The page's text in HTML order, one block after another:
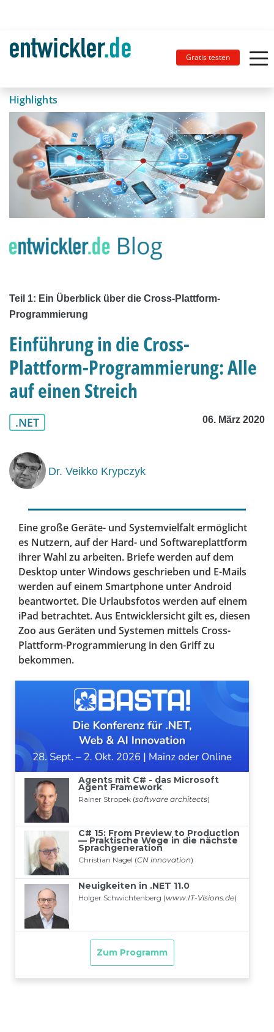
Gratis testen
Highlights
Teil 1: Ein Überblick über die Cross-Plattform-
Programmierung
Einführung in die Cross-
Plattform-Programmierung: Alle
auf einen Streich
.NET 06. März 2020
Dr. Veikko Krypczyk
Eine große Geräte- und Systemvielfalt ermöglicht
es Nutzern, auf der Hard- und Softwareplattform
ihrer Wahl zu arbeiten. Briefe werden auf dem
Desktop unter Windows geschrieben und E-Mails
werden auf einem Smartphone unter Android
beantwortet. Die Urlaubsfotos werden auf einem
iPad betrachtet. Aus Entwicklersicht gilt es, diesen
Zoo aus Geräten und Systemen mittels Cross-
Plattform-Programmierung in den Griff zu
bekommen.